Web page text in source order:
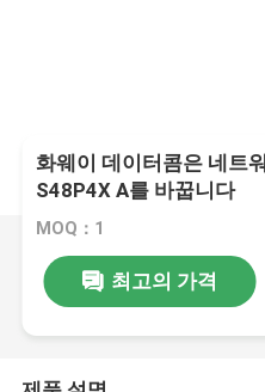
화웨이 데이터콤은 네트
S48P4X A를 바꿉니다
MOQ：1
최고의 가격